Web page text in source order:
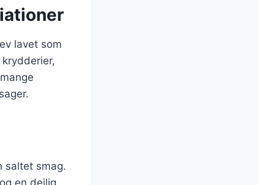
lavet som
saltet smag.
en dejlig